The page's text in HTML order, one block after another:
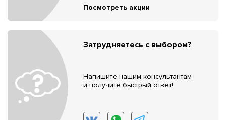
Посмотреть акции
Затрудняетесь с выбором?
Напишите нашим консультантам
и получите быстрый ответ!